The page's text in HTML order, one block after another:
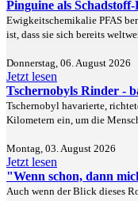
Pinguine als
Ewigkeitschemikalie PFAS
ist, dass sie sich bereits
Donnerstag, 06. August 2026
Jetzt lesen
Tschernobyls Rinder -
Tschernobyl havarierte,
Kilometern ein, um die
Montag, 03. August 2026
Jetzt lesen
"Wenn schon, dann
Auch wenn der Blick dieses